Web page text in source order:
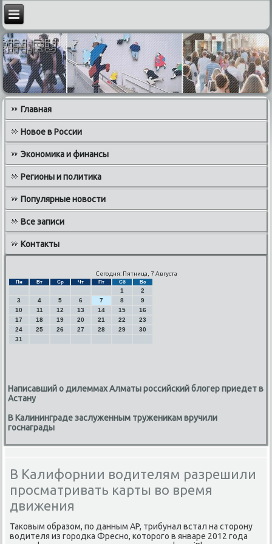
Главная
Новое в России
Экономика и финансы
Регионы и политика
Популярные новости
Все записи
Контакты
Сегодня: Пятница, 7 Августа
Пн Вт Ср Чт Пт Сб Вс
1
2
3
4 5 6 7 8
9
10
11 12 13 14 15
16
17
18 19 20 21 22
23
24
25 26 27 28 29
30
31
Написавший о дилеммах Алматы российский блогер приедет в
Астану
В Калининграде заслуженным труженикам вручили
госнаграды
В Калифорнии водителям разрешили
просматривать карты во время
движения
Таковым образом, по данным AP, трибунал встал на сторону
водителя из городка Фресно, которого в январе 2012 года